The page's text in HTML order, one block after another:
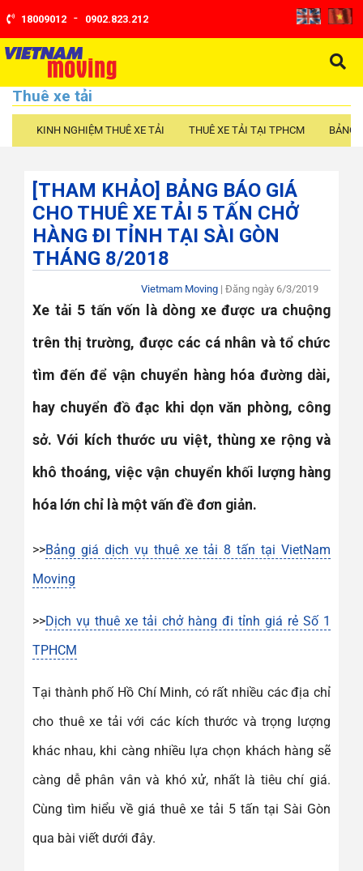
18009012 - 0902.823.212
Thuê xe tải
KINH NGHIỆM THUÊ XE TẢI THUÊ XE TẢI TẠI TPHCM BẢNG
[THAM KHẢO] BẢNG BÁO GIÁ
CHO THUÊ XE TẢI 5 TẤN CHỞ
HÀNG ĐI TỈNH TẠI SÀI GÒN
THÁNG 8/2018
Vietmam Moving| Đăng ngày 6/3/2019
Xe tải 5 tấn vốn là dòng xe được ưa chuộng
trên thị trường, được các cá nhân và tổ chức
tìm đến để vận chuyển hàng hóa đường dài,
hay chuyển đồ đạc khi dọn văn phòng, công
sở. Với kích thước ưu việt, thùng xe rộng và
khô thoáng, việc vận chuyển khối lượng hàng
hóa lớn chỉ là một vấn đề đơn giản.
>>Bảng giá dịch vụ thuê xe tải 8 tấn tại VietNam
Moving
>>Dịch vụ thuê xe tải chở hàng đi tỉnh giá rẻ Số 1
TPHCM
Tại thành phố Hồ Chí Minh, có rất nhiều các địa chỉ
cho thuê xe tải với các kích thước và trọng lượng
khác nhau, khi càng nhiều lựa chọn khách hàng sẽ
càng dễ phân vân và khó xử, nhất là tiêu chí giá.
Cùng tìm hiểu về giá thuê xe tải 5 tấn tại Sài Gòn
qua bài viết dưới đây.